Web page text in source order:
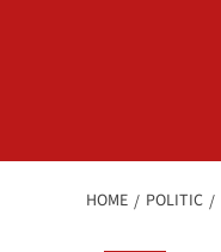
HOME POLITIC